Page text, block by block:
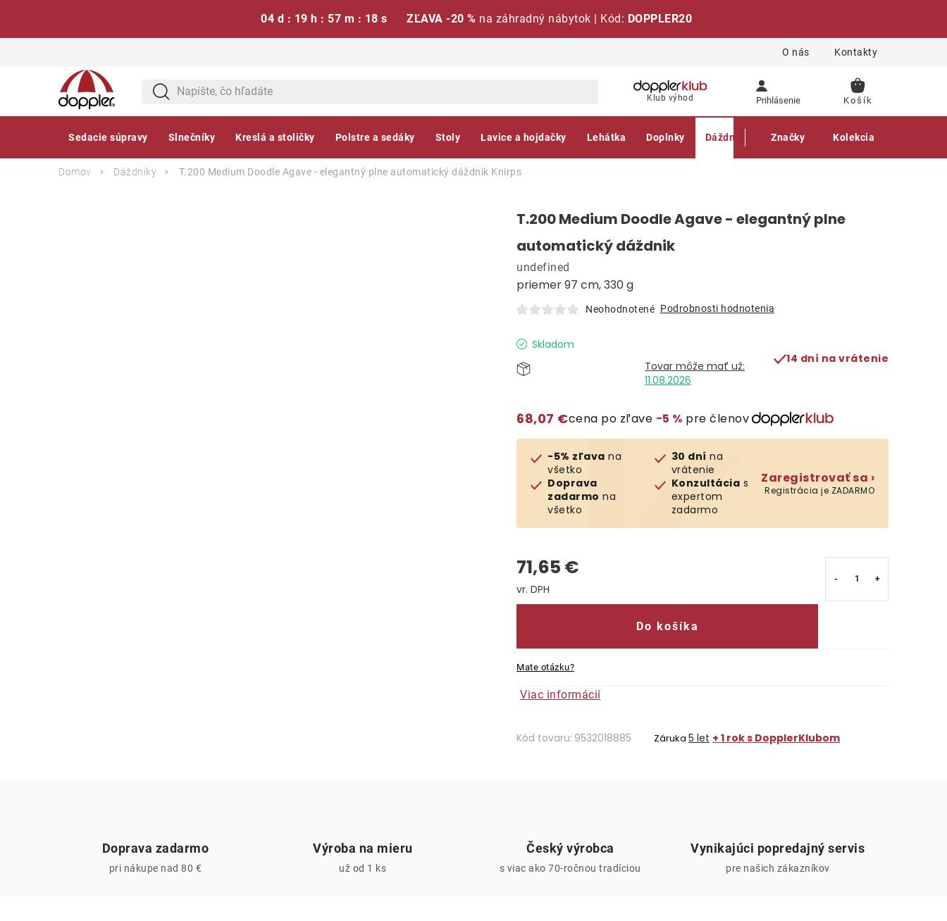
04 d : 19 h : 57 m : 17 s ZĽAVA -20 % na záhradný nábytok | Kód: DOPPLER20
O nás Kontakty
Klub výhod Prihlásenie
NÁKUPNÝ
Sedacie súpravy Slnečníky Kreslá a stoličky Polstre a sedáky Stoly Lavice a hojdačky Lehátka Doplnky Dáždniky Gastro produkty
Značky Kolekcia
Domov Dáždniky T.200 Medium Doodle Agave - elegantný plne automatický dáždnik Knirps
T.200 Medium Doodle Agave - elegantný plne
automatický dáždnik
priemer 97 cm, 330 g
undefined
Neohodnotené Podrobnosti hodnotenia
Skladom
11.08.2026
14 dní na vrátenie
68,07 €cena po zľave −5 % pre členov
-5% zľava na
všetko
Doprava
zadarmo na
všetko
30 dní na
vrátenie
Konzultácia s
expertom
zadarmo
Zaregistrovať sa ›
Registrácia je ZADARMO
71,65 €
Jednotková cena:
Do košíka
Mate otázku?
Viac informácií
Kód tovaru: 9532018885 Záruka 5 let + 1 rok s DopplerKlubom
Doprava zadarmo
pri nákupe nad 80 €
Výroba na mieru
už od 1 ks
Český výrobca
s viac ako 70-ročnou tradíciou
Vynikajúci popredajný servis
pre našich zákazníkov